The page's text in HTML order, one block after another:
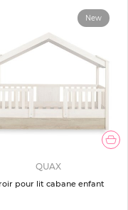
New
QUAX
pour lit cabane enfant